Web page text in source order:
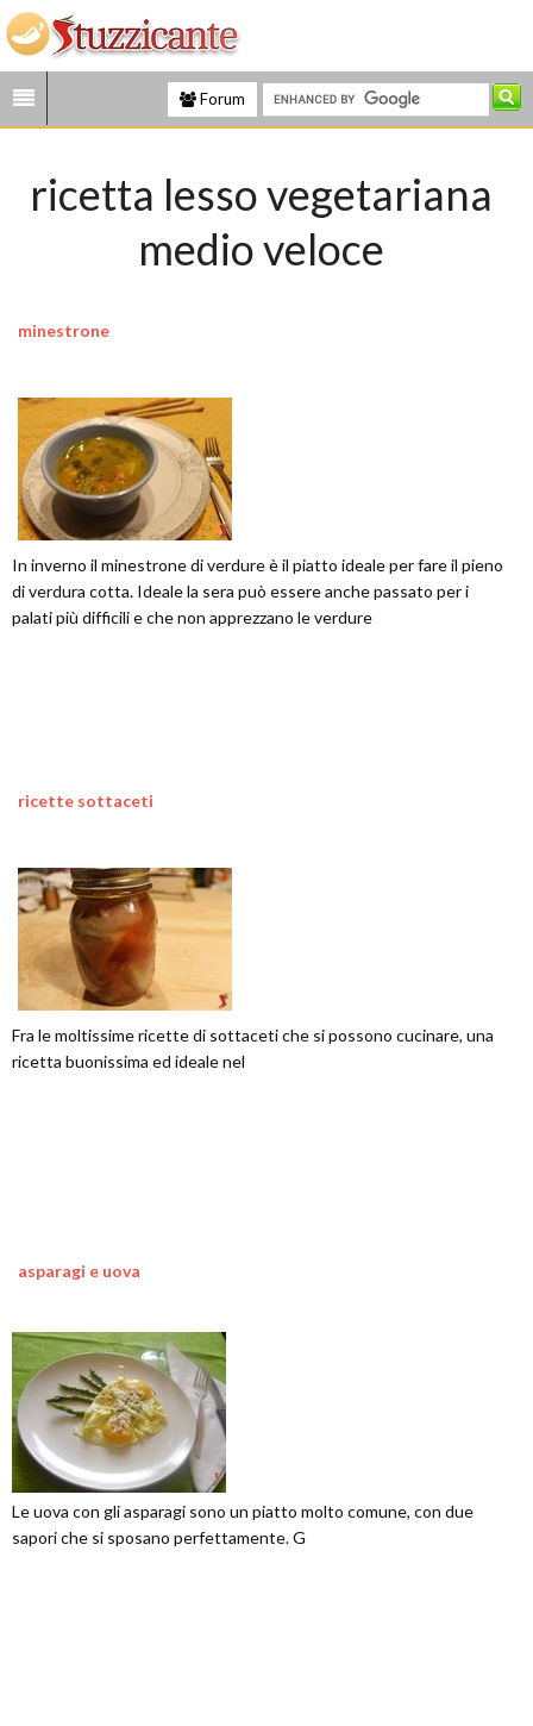
Forum
ricetta lesso vegetariana
medio veloce
minestrone
In inverno il minestrone di verdure è il piatto ideale per fare il pieno
di verdura cotta. Ideale la sera può essere anche passato per i
palati più difficili e che non apprezzano le verdure
ricette sottaceti
Fra le moltissime ricette di sottaceti che si possono cucinare, una
ricetta buonissima ed ideale nel
asparagi e uova
Le uova con gli asparagi sono un piatto molto comune, con due
sapori che si sposano perfettamente. G